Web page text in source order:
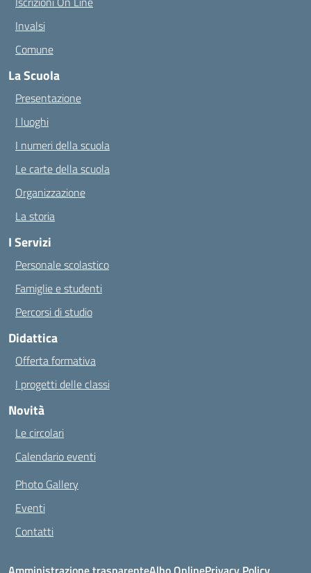
Invalsi
Comune
La Scuola
Presentazione
I luoghi
I numeri della scuola
Le carte della scuola
Organizzazione
La storia
I Servizi
Personale scolastico
Famiglie e studenti
Percorsi di studio
Didattica
Offerta formativa
I progetti delle classi
Novità
Le circolari
Calendario eventi
Photo Gallery
Eventi
Contatti